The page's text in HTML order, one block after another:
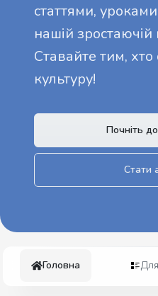
статтями,
нашій
Ставайте тим,
культуру!
Почніть
Стати
Головна